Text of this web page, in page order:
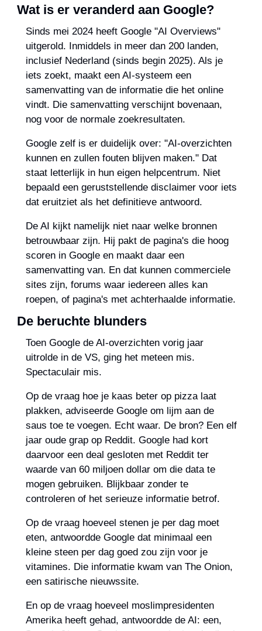
Wat is er veranderd aan Google?
Sinds mei 2024 heeft Google "AI Overviews"
uitgerold. Inmiddels in meer dan 200 landen,
inclusief Nederland (sinds begin 2025). Als je
iets zoekt, maakt een AI-systeem een
samenvatting van de informatie die het online
vindt. Die samenvatting verschijnt bovenaan,
nog voor de normale zoekresultaten.
Google zelf is er duidelijk over: "AI-overzichten
kunnen en zullen fouten blijven maken." Dat
staat letterlijk in hun eigen helpcentrum. Niet
bepaald een geruststellende disclaimer voor iets
dat eruitziet als het definitieve antwoord.
De AI kijkt namelijk niet naar welke bronnen
betrouwbaar zijn. Hij pakt de pagina's die hoog
scoren in Google en maakt daar een
samenvatting van. En dat kunnen commerciele
sites zijn, forums waar iedereen alles kan
roepen, of pagina's met achterhaalde informatie.
De beruchte blunders
Toen Google de AI-overzichten vorig jaar
uitrolde in de VS, ging het meteen mis.
Spectaculair mis.
Op de vraag hoe je kaas beter op pizza laat
plakken, adviseerde Google om lijm aan de
saus toe te voegen. Echt waar. De bron? Een elf
jaar oude grap op Reddit. Google had kort
daarvoor een deal gesloten met Reddit ter
waarde van 60 miljoen dollar om die data te
mogen gebruiken. Blijkbaar zonder te
controleren of het serieuze informatie betrof.
Op de vraag hoeveel stenen je per dag moet
eten, antwoordde Google dat minimaal een
kleine steen per dag goed zou zijn voor je
vitamines. Die informatie kwam van The Onion,
een satirische nieuwssite.
En op de vraag hoeveel moslimpresidenten
Amerika heeft gehad, antwoordde de AI: een,